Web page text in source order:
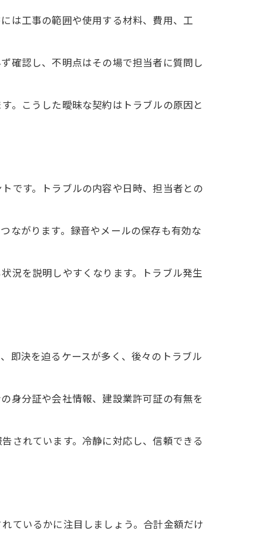
は工事の範囲や使用する材料、費用、工
確認し、不明点はその場で担当者に質問し
。こうした曖昧な契約はトラブルの原因と
です。トラブルの内容や日時、担当者との
ながります。録音やメールの保存も有効な
況を説明しやすくなります。トラブル発生
即決を迫るケースが多く、後々のトラブル
身分証や会社情報、建設業許可証の有無を
されています。冷静に対応し、信頼できる
ているかに注目しましょう。合計金額だけ